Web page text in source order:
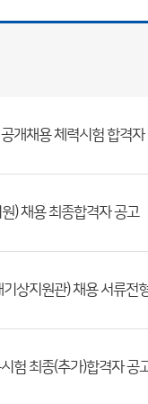
) 채용 최종합격자 공고
험 최종(추가)합격자 공